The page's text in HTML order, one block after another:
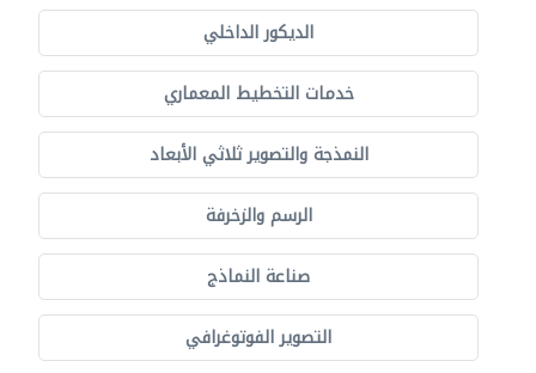
الديكور الداخلي
خدمات التخطيط المعماري
النمذجة والتصوير ثلاثي الأبعاد
الرسم والزخرفة
صناعة النماذج
التصوير الفوتوغرافي